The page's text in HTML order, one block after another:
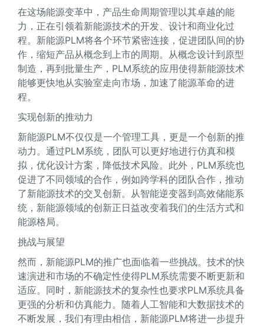
在这场能源变革中，产品生命周期管理以其卓越的能
力，正在引领着新能源技术的开发、设计和商业化过
程。新能源PLM将各个环节紧密连接，促进团队间的协
作，缩短产品从概念到上市的周期。从概念设计到原型
制造，再到批量生产，PLM系统的应用使得新能源技术
能够更快地从实验室走向市场，加速了能源革命的进
程。
实现创新的推动力
新能源PLM不仅仅是一个管理工具，更是一个创新的推
动力。通过PLM系统，团队可以更好地进行仿真和模
拟，优化设计方案，降低技术风险。此外，PLM系统也
促进了不同领域的合作，例如跨学科的团队合作，推动
了新能源技术的交叉创新。从智能逆变器到高效储能系
统，新能源领域的创新正日益改变着我们的生活方式和
能源格局。
挑战与展望
然而，新能源PLM的推广也面临着一些挑战。技术的快
速演进和市场的不确定性使得PLM系统需要不断更新和
适应。同时，新能源技术的复杂性也要求PLM系统具备
更强的分析和仿真能力。随着人工智能和大数据技术的
不断发展，我们有理由相信，新能源PLM将进一步提升